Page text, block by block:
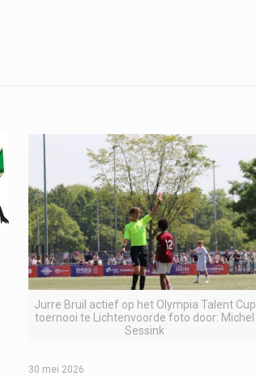
Jurre Bruil actief op het Olympia Talent Cup
toernooi te Lichtenvoorde foto door: Michel
Sessink
30 mei 2026